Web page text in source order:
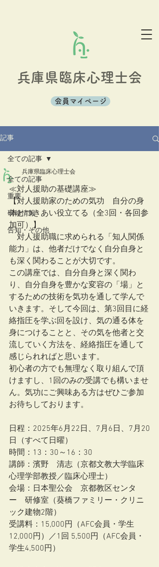
兵庫県臨床心理士会
会員マイページ
記事
全ての記事
重要
研修情報
告知・その他
全ての記事
兵庫県臨床心理士会
≪対人援助の基礎講座≫
【対人援助家のための気功　自分の身
体とつきあい役立てる（全3回・各回参
加可）】
対人援助職に求められる「知人関係
能力」は、他者だけでなく自分自身と
も深く関わることが大切です。
この講座では、自分自身と深く関わ
り、自分自身を豊かな変容の「場」と
するための技術を気功を通して学んで
いきます。そして今回は、第3回目に経
絡指圧を学ぶ回を設け、気の通る体を
身につけることと、その気を他者と交
流していく方法を、経絡指圧を通して
感じられればと思います。
初心者の方でも無理なく取り組んで頂
けますし、1回のみの受講でも構いませ
ん。気功にご興味ある方はぜひご参加
お待ちしております。
日程：2025年6月22日、7月6日、7月20
日（すべて日曜）
時間：13：30～16：30
講師：濱野　清志（京都文教大学臨床
心理学部教授／臨床心理士）
会場：日本聖公会　京都教区センタ
ー　研修室（葵橋ファミリー・クリニ
ック建物2階）
受講料：15,000円（AFC会員・学生
12,000円）／1回 5,500円（AFC会員・
学生4,500円）